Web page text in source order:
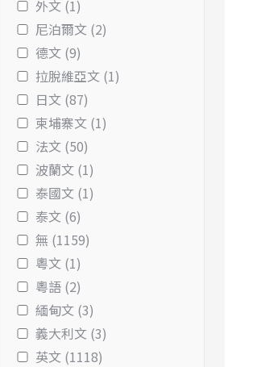
外文 (1)
尼泊爾文 (2)
德文 (9)
拉脫維亞文 (1)
日文 (87)
柬埔寨文 (1)
法文 (50)
波蘭文 (1)
泰國文 (1)
泰文 (6)
無 (1159)
粵文 (1)
粵語 (2)
緬甸文 (3)
義大利文 (3)
英文 (1118)